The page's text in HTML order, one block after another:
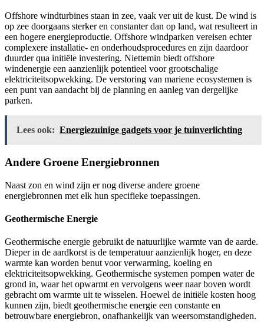
Offshore windturbines staan in zee, vaak ver uit de kust. De wind is
op zee doorgaans sterker en constanter dan op land, wat resulteert in
een hogere energieproductie. Offshore windparken vereisen echter
complexere installatie- en onderhoudsprocedures en zijn daardoor
duurder qua initiële investering. Niettemin biedt offshore
windenergie een aanzienlijk potentieel voor grootschalige
elektriciteitsopwekking. De verstoring van mariene ecosystemen is
een punt van aandacht bij de planning en aanleg van dergelijke
parken.
Lees ook: Energiezuinige gadgets voor je tuinverlichting
Andere Groene Energiebronnen
Naast zon en wind zijn er nog diverse andere groene
energiebronnen met elk hun specifieke toepassingen.
Geothermische Energie
Geothermische energie gebruikt de natuurlijke warmte van de aarde.
Dieper in de aardkorst is de temperatuur aanzienlijk hoger, en deze
warmte kan worden benut voor verwarming, koeling en
elektriciteitsopwekking. Geothermische systemen pompen water de
grond in, waar het opwarmt en vervolgens weer naar boven wordt
gebracht om warmte uit te wisselen. Hoewel de initiële kosten hoog
kunnen zijn, biedt geothermische energie een constante en
betrouwbare energiebron, onafhankelijk van weersomstandigheden.